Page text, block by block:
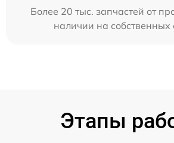
Более 20 тыс. запчастей от
наличии на собственных
Этапы